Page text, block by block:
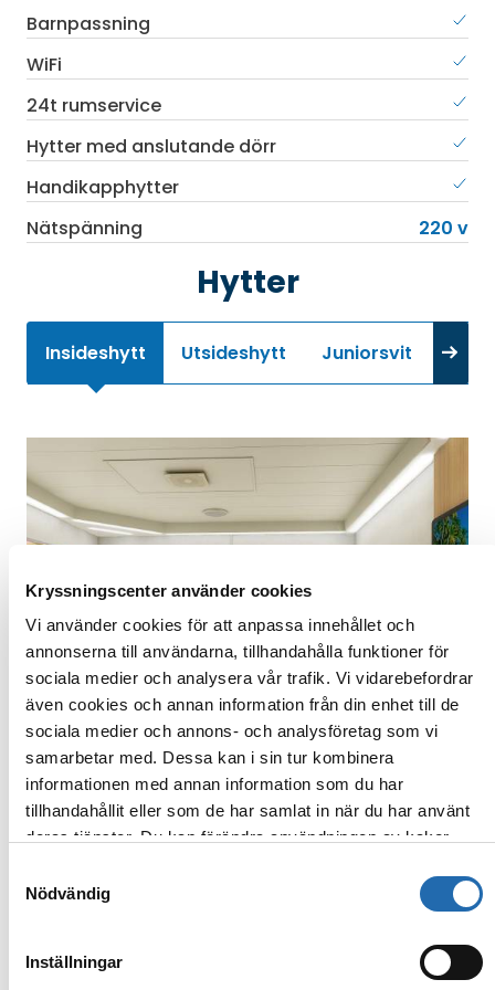
Kryssningscenter använder cookies
Vi använder cookies för att anpassa innehållet och
annonserna till användarna, tillhandahålla funktioner för
sociala medier och analysera vår trafik. Vi vidarebefordrar
även cookies och annan information från din enhet till de
sociala medier och annons- och analysföretag som vi
samarbetar med. Dessa kan i sin tur kombinera
informationen med annan information som du har
tillhandahållit eller som de har samlat in när du har använt
deras tjänster. Du kan förändra användningen av kakor
kakor (cookies)
Nödvändig
Inställningar
Barnpassning
WiFi
24t rumservice
Hytter med anslutande dörr
Handikapphytter
Nätspänning
220 v
Hytter
Insideshytt Utsideshytt Juniorsvit
Insideshytt
Insideshytter har två bekväma sängar som kan
göras om till en dubbelsäng.Dessutom finns TV,
(ej Fantasy-klass), minibar (inte alla
fartygsklasser) och rumsservice 24 timmar om